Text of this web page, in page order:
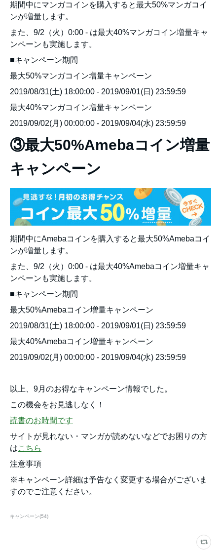
期間中にマンガコインを購入すると最大50%マンガコイ
ンが増量します。
また、9/2（火）0:00 - は最大40%マンガコイン増量キャ
ンペーンも実施します。
■キャンペーン期間
最大50%マンガコイン増量キャンペーン
2019/08/31(土) 18:00:00 - 2019/09/01(日) 23:59:59
最大40%マンガコイン増量キャンペーン
2019/09/02(月) 00:00:00 - 2019/09/04(水) 23:59:59
③最大50%Amebaコイン増量
キャンペーン
期間中にAmebaコインを購入すると最大50%Amebaコイ
ンが増量します。
また、9/2（火）0:00 - は最大40%Amebaコイン増量キャ
ンペーンも実施します。
■キャンペーン期間
最大50%Amebaコイン増量キャンペーン
2019/08/31(土) 18:00:00 - 2019/09/01(日) 23:59:59
最大40%Amebaコイン増量キャンペーン
2019/09/02(月) 00:00:00 - 2019/09/04(水) 23:59:59
以上、9月のお得なキャンペーン情報でした。
この機会をお見逃しなく！
読書のお時間です
サイトが見れない・マンガが読めないなどでお困りの方
はこちら
注意事項
※キャンペーン詳細は予告なく変更する場合がございま
すのでご注意ください。
キャンペーン(54)